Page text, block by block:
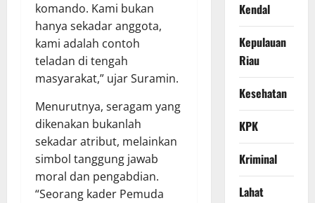
komando. Kami bukan
hanya sekadar anggota,
kami adalah contoh
teladan di tengah
masyarakat,” ujar Suramin.
Menurutnya, seragam yang
dikenakan bukanlah
sekadar atribut, melainkan
simbol tanggung jawab
moral dan pengabdian.
“Seorang kader Pemuda
Kendal
Kepulauan
Riau
Kesehatan
KPK
Kriminal
Lahat